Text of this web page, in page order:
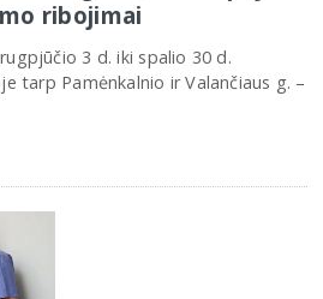
ribojimai
3 d. iki spalio 30 d.
tarp Pamėnkalnio ir Valančiaus g. –